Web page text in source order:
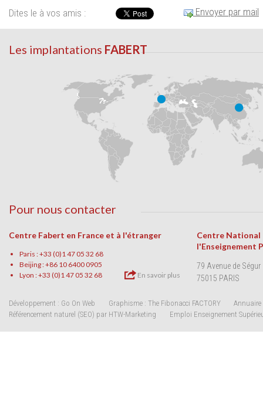
Dites le à vos amis : Envoyer par mail
Les implantations FABERT
Pour nous contacter
Centre Fabert en France et à l'étranger
Paris : +33 (0)1 47 05 32 68
Beijing : +86 10 6400 0905
Lyon : +33 (0)1 47 05 32 68
En savoir plus
Centre National
l'Enseignement
79 Avenue de Ségur
75015 PARIS
Développement : Go On Web Graphisme : The Fibonacci FACTORY
Annuaire
Référencement naturel (SEO) par HTW-Marketing
Emploi Enseignement